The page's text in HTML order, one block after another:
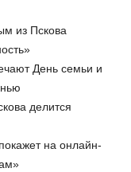
из Пскова
День семьи и
делится
на онлайн-